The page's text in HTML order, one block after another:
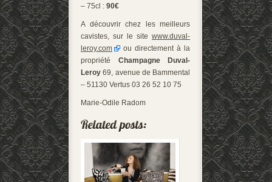
– 75cl : 90€
A découvrir chez les meilleurs
cavistes, sur le site www.duval-
leroy.com
ou directement à la
propriété Champagne Duval-
Leroy 69, avenue de Bammental
– 51130 Vertus 03 26 52 10 75
Marie-Odile Radom